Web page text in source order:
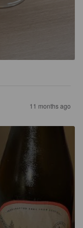
11 months ago